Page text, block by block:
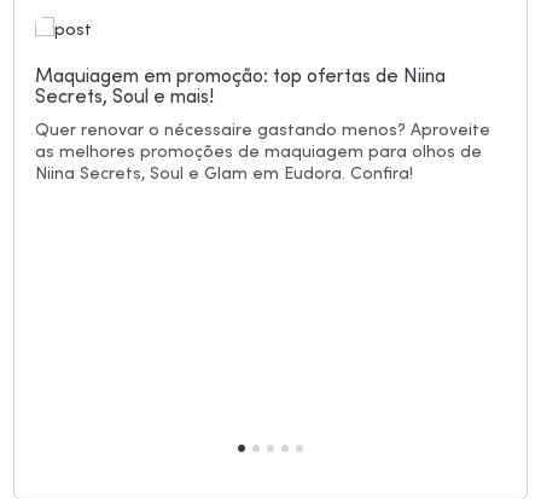
Maquiagem em promoção: top ofertas de Niina
Secrets, Soul e mais!
Quer renovar o nécessaire gastando menos? Aproveite
as melhores promoções de maquiagem para olhos de
Niina Secrets, Soul e Glam em Eudora. Confira!